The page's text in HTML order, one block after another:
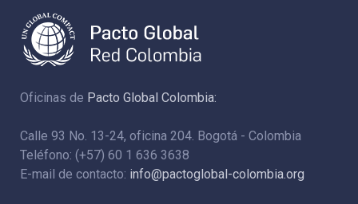
Oficinas de Pacto Global Colombia:
Calle 93 No. 13-24, oficina 204. Bogotá - Colombia
Teléfono: (+57) 60 1 636 3638
E-mail de contacto: info@pactoglobal-colombia.org